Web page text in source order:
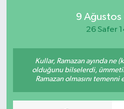
9
26 Safer
Kullar, Ramazan ayında ne
olduğunu bilselerdi,
Ramazan olmasını